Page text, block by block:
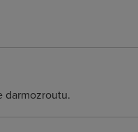
darmozroutu.